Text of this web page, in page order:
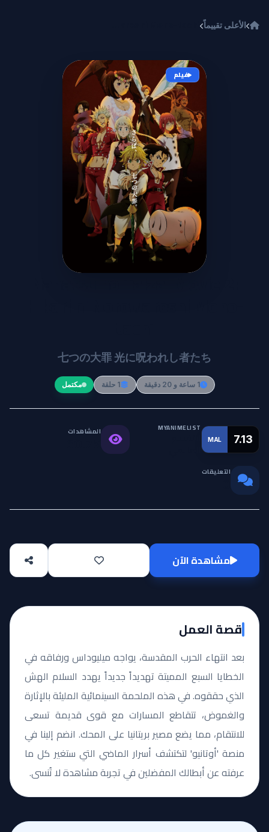
الأعلى تقييماً
فيلم
Nanatsu no Taizai Movie 2:
七つの大罪 光に呪われし者たち
1 ساعة و 20 دقيقة 1 حلقة مكتمل
MAL 7.13
MYANIMELIST المشاهدات
التعليقات
مشاهدة الآن
قصة العمل
بعد انتهاء الحرب المقدسة، يواجه ميليوداس ورفاقه في
الخطايا السبع المميتة تهديداً جديداً يهدد السلام الهش
الذي حققوه. في هذه الملحمة السينمائية المليئة بالإثارة
والغموض، تتقاطع المسارات مع قوى قديمة تسعى
للانتقام، مما يضع مصير بريتانيا على المحك. انضم إلينا في
منصة 'أوتانيو' لتكتشف أسرار الماضي التي ستغير كل ما
عرفته عن أبطالك المفضلين في تجربة مشاهدة لا تُنسى.